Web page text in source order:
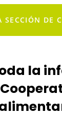
SECCIÓN DE
la